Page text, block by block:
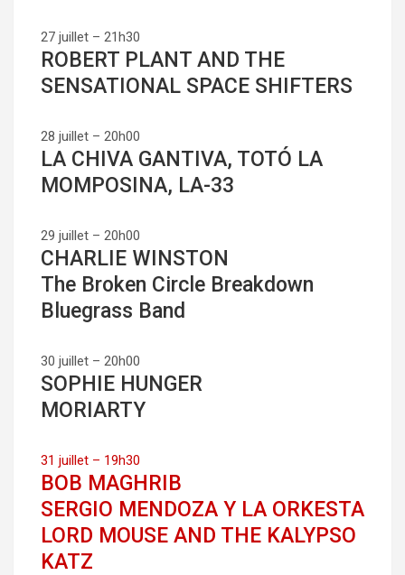
27 juillet – 21h30
ROBERT PLANT AND THE
SENSATIONAL SPACE SHIFTERS
28 juillet – 20h00
LA CHIVA GANTIVA, TOTÓ LA
MOMPOSINA, LA-33
29 juillet – 20h00
CHARLIE WINSTON
The Broken Circle Breakdown
Bluegrass Band
30 juillet – 20h00
SOPHIE HUNGER
MORIARTY
31 juillet – 19h30
BOB MAGHRIB
SERGIO MENDOZA Y LA ORKESTA
LORD MOUSE AND THE KALYPSO
KATZ